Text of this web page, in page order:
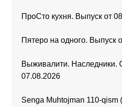
ПроСто кухня. Выпуск от
Пятеро на одного. Выпуск
Выживалити. Наследники.
07.08.2026
Senga Muhtojman 110-qism